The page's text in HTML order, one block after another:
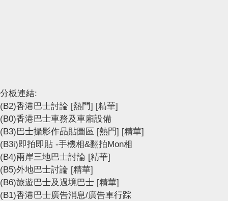
分板連結:
(B2)香港巴士討論 [熱門] [精華]
(B0)香港巴士車務及車廂設備
(B3)巴士攝影作品貼圖區 [熱門] [精華]
(B3i)即拍即貼 -手機相&翻拍Mon相
(B4)兩岸三地巴士討論 [精華]
(B5)外地巴士討論 [精華]
(B6)旅遊巴士及過境巴士 [精華]
(B1)香港巴士廣告消息/廣告車行踪